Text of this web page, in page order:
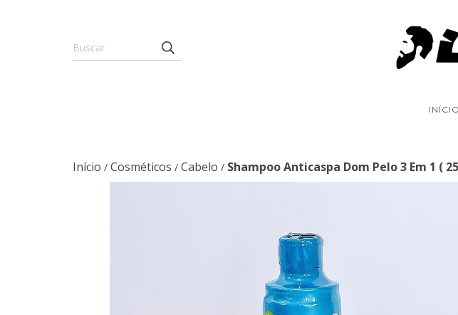
INÍCIO
Início / Cosméticos / Cabelo / Shampoo Anticaspa Dom Pelo 3 Em 1 (